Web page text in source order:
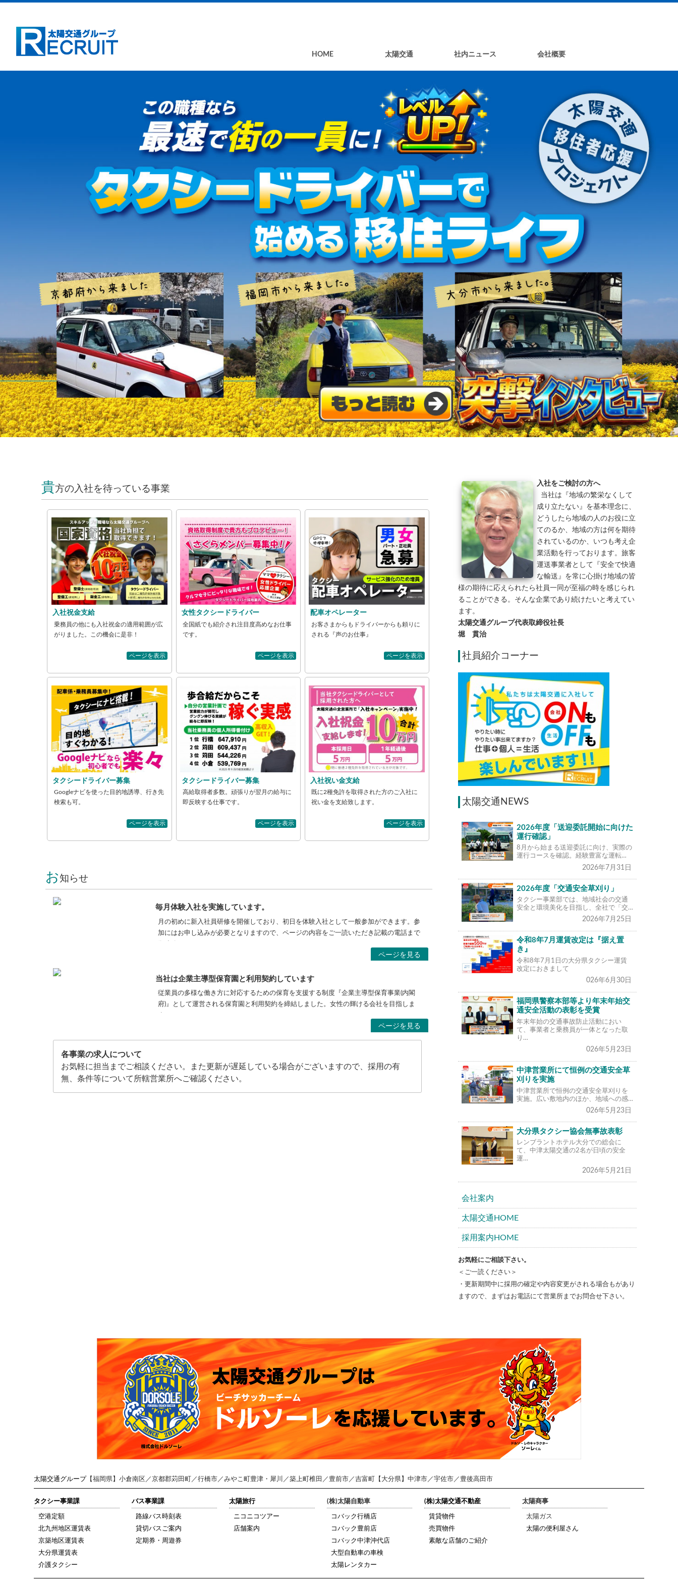
HOME 太陽交通 社内ニュース 会社概要
貴方の入社を待っている事業
入社祝金支給
乗務員の他にも入社祝金の適用範囲が広
がりました。この機会に是非！
ページを表示
女性タクシードライバー
全国紙でも紹介され注目度高めなお仕事
です。
ページを表示
配車オペレーター
お客さまからもドライバーからも頼りに
される『声のお仕事』
ページを表示
タクシードライバー募集
Googleナビを使った目的地誘導、行き先
検索も可。
ページを表示
タクシードライバー募集
高給取得者多数。頑張りが翌月の給与に
即反映する仕事です。
ページを表示
入社祝い金支給
既に2種免許を取得された方のご入社に
祝い金を支給致します。
ページを表示
お知らせ
毎月体験入社を実施しています。
月の初めに新入社員研修を開催しており、初日を体験入社として一般参加ができます。参
加にはお申し込みが必要となりますので、ページの内容をご一読いただき記載の電話まで
ページを見る
当社は企業主導型保育園と利用契約しています
従業員の多様な働き方に対応するための保育を支援する制度『企業主導型保育事業(内閣
府)』として運営される保育園と利用契約を締結しました。女性の輝ける会社を目指しま
ページを見る
各事業の求人について
お気軽に担当までご相談ください。また更新が遅延している場合がございますので、採用の有
無、条件等について所轄営業所へご確認ください。
入社をご検討の方へ
当社は『地域の繁栄なくして
成り立たない』を基本理念に、
どうしたら地域の人のお役に立
てのるか、地域の方は何を期待
されているのか、いつも考え企
業活動を行っております。旅客
運送事業者として『安全で快適
な輸送』を常に心掛け地域の皆
様の期待に応えられたら社員一同が至福の時を感じられ
ることができる。そんな企業であり続けたいと考えてい
ます。
太陽交通グループ代表取締役社長
堀 貫治
社員紹介コーナー
太陽交通NEWS
2026年度「送迎委託開始に向けた
運行確認」
8月から始まる送迎委託に向け、実際の
運行コースを確認。経験豊富な運転…
2026年7月31日
2026年度「交通安全草刈り」
タクシー事業部では、地域社会の交通
安全と環境美化を目指し、全社で「交…
2026年7月25日
令和8年7月運賃改定は『据え置
き』
令和8年7月1日の大分県タクシー運賃
改定におきまして
026年6月30日
福岡県警察本部等より年末年始交
通安全活動の表彰を受賞
年末年始の交通事故防止活動におい
て、事業者と乗務員が一体となった取
り…
026年5月23日
中津営業所にて恒例の交通安全草
刈りを実施
中津営業所で恒例の交通安全草刈りを
実施。広い敷地内のほか、地域への感…
026年5月23日
大分県タクシー協会無事故表彰
レンブラントホテル大分での総会に
て、中津太陽交通の2名が日頃の安全
運…
2026年5月21日
会社案内
太陽交通HOME
採用案内HOME
お気軽にご相談下さい。
＜ご一読ください＞
・更新期間中に採用の確定や内容変更がされる場合もがあり
ますので、まずはお電話にて営業所までお問合せ下さい。
太陽交通グループ 【福岡県】小倉南区／京都郡苅田町／行橋市／みやこ町豊津・犀川／築上町椎田／豊前市／吉富町【大分県】中津市／宇佐市／豊後高田市
タクシー事業課
空港定額
北九州地区運賃表
京築地区運賃表
大分県運賃表
介護タクシー
バス事業課
路線バス時刻表
貸切バスご案内
定期券・周遊券
太陽旅行
ニコニコツアー
店舗案内
(株)太陽自動車
コバック行橋店
コバック豊前店
コバック中津沖代店
大型自動車の車検
太陽レンタカー
(株)太陽交通不動産
賃貸物件
売買物件
素敵な店舗のご紹介
太陽商事
太陽ガス
太陽の便利屋さん